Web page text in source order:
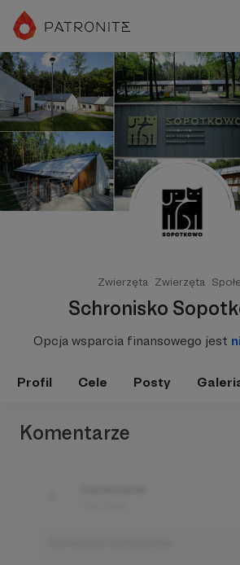
Zwierzęta Zwierzęta
Schronisko
Opcja wsparcia finansowego jest
Profil Cele Posty
Komentarze